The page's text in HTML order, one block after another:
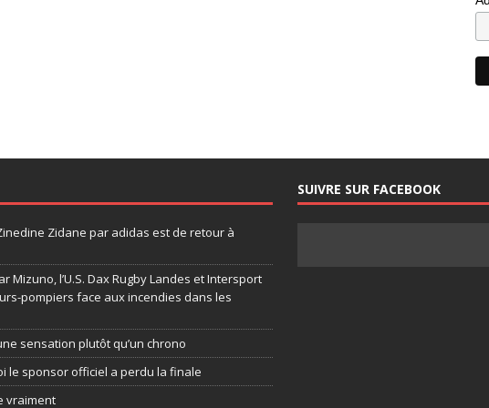
Zidane par adidas est de retour à
l’U.S. Dax Rugby Landes et Intersport
pompiers face aux incendies dans les
sensation plutôt qu’un chrono
le sponsor officiel a perdu la finale
vraiment
SUIVRE SUR FACEBOOK